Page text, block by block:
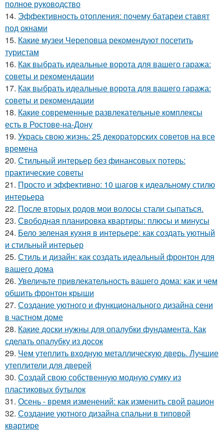
полное руководство
14. Эффективность отопления: почему батареи ставят
под окнами
15. Какие музеи Череповца рекомендуют посетить
туристам
16. Как выбрать идеальные ворота для вашего гаража:
советы и рекомендации
17. Как выбрать идеальные ворота для вашего гаража:
советы и рекомендации
18. Какие современные развлекательные комплексы
есть в Ростове-на-Дону
19. Укрась свою жизнь: 25 декораторских советов на все
времена
20. Стильный интерьер без финансовых потерь:
практические советы
21. Просто и эффективно: 10 шагов к идеальному стилю
интерьера
22. После вторых родов мои волосы стали сыпаться.
23. Свободная планировка квартиры: плюсы и минусы
24. Бело зеленая кухня в интерьере: как создать уютный
и стильный интерьер
25. Стиль и дизайн: как создать идеальный фронтон для
вашего дома
26. Увеличьте привлекательность вашего дома: как и чем
обшить фронтон крыши
27. Создание уютного и функционального дизайна сени
в частном доме
28. Какие доски нужны для опалубки фундамента. Как
сделать опалубку из досок
29. Чем утеплить входную металлическую дверь. Лучшие
утеплители для дверей
30. Создай свою собственную модную сумку из
пластиковых бутылок
31. Осень - время изменений: как изменить свой рацион
32. Создание уютного дизайна спальни в типовой
квартире